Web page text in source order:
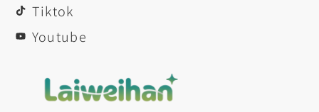
Tiktok
Youtube